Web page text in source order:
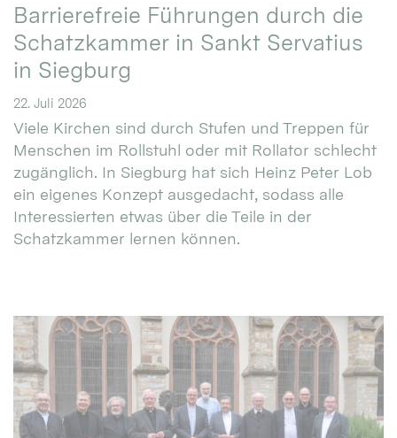
Barrierefreie Führungen durch die
Schatzkammer in Sankt Servatius
in Siegburg
22. Juli 2026
Viele Kirchen sind durch Stufen und Treppen für
Menschen im Rollstuhl oder mit Rollator schlecht
zugänglich. In Siegburg hat sich Heinz Peter Lob
ein eigenes Konzept ausgedacht, sodass alle
Interessierten etwas über die Teile in der
Schatzkammer lernen können.